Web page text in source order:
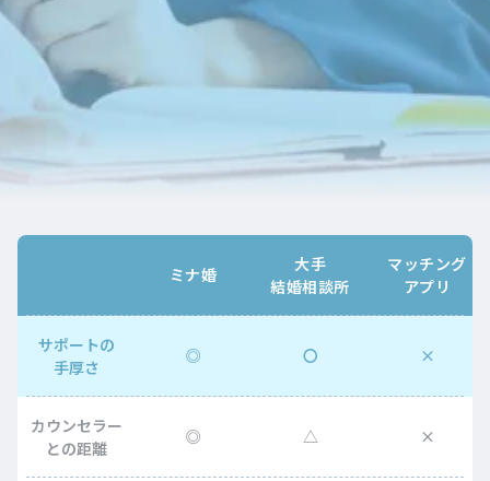
ミナ婚
大手
結婚相談所
マッチング
アプリ
サポートの
手厚さ
◎ 〇 ×
カウンセラー
との距離
◎ △ ×